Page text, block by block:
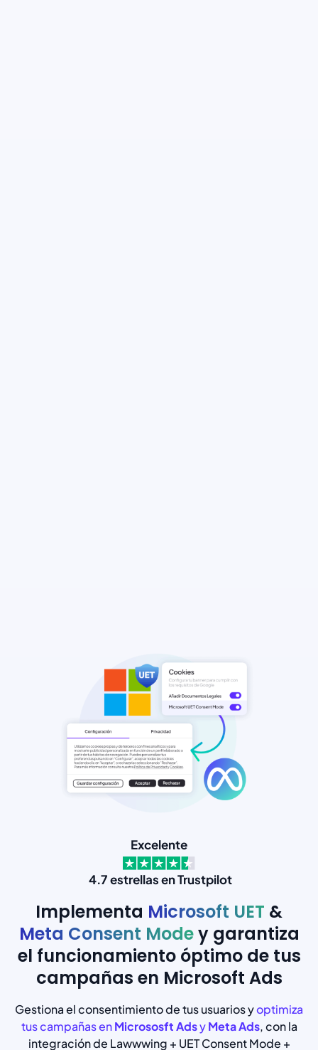
Implementa Microsoft UET &
Meta Consent Modey garantiza
el funcionamiento óptimo de tus
campañas en Microsoft Ads
Gestiona el consentimiento de tus usuarios yoptimiza
tus campañas enMicrososft AdsyMeta Ads, con la
integración de Lawwwing + UET Consent Mode +
Excelente
4.7 estrellas en Trustpilot